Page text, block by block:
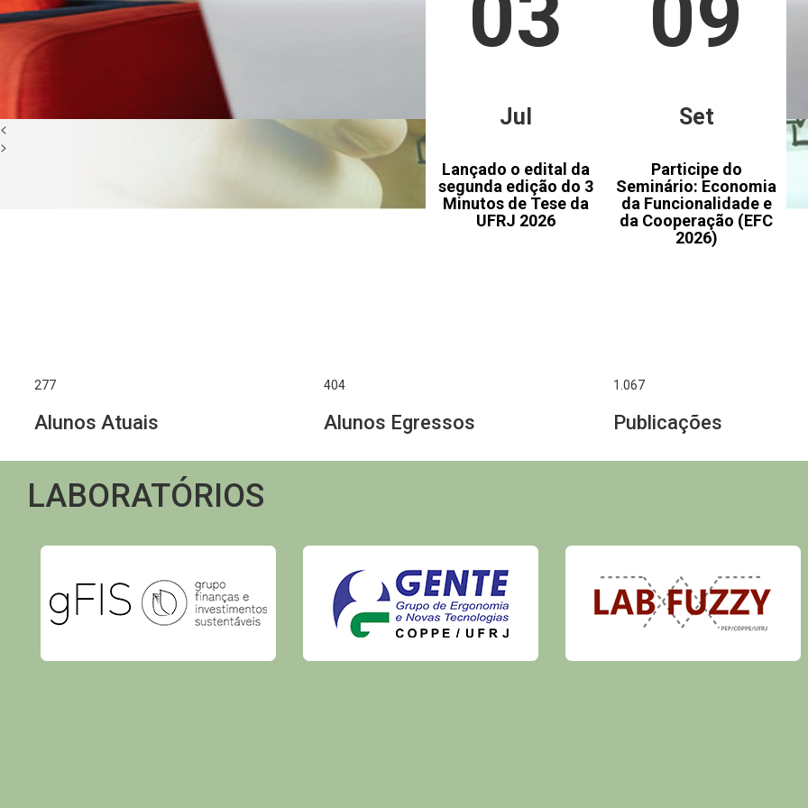
<
>
Jul
Lançado o edital da
segunda edição do 3
Minutos de Tese da
UFRJ 2026
Set
Participe do
Seminário: Economia
da Funcionalidade e
da Cooperação (EFC
2026)
277
Alunos Atuais
404
Alunos Egressos
1.312
Publicações
LABORATÓRIOS